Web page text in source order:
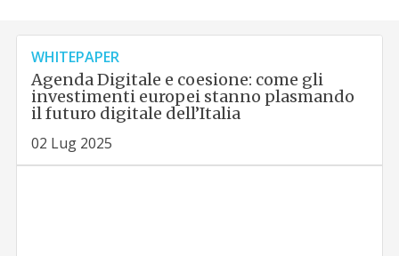
WHITEPAPER
Agenda Digitale e coesione: come gli
investimenti europei stanno plasmando
il futuro digitale dell’Italia
02 Lug 2025